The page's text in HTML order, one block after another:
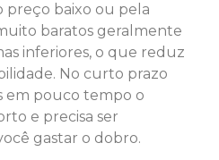
preço baixo ou pela
baratos geralmente
inferiores, o que reduz
No curto prazo
em pouco tempo o
e precisa ser
gastar o dobro.